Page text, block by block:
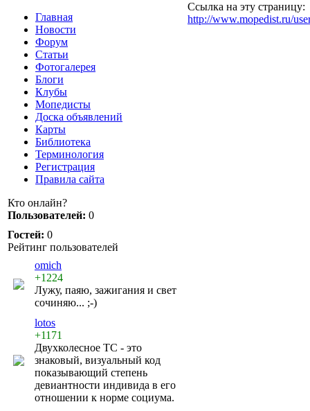
Главная
Новости
Форум
Статьи
Фотогалерея
Блоги
Клубы
Мопедисты
Доска объявлений
Карты
Библиотека
Терминология
Регистрация
Правила сайта
Кто онлайн?
Пользователей: 0
Гостей: 0
Рейтинг пользователей
omich
+1224
Лужу, паяю, зажигания и свет
сочиняю... ;-)
lotos
+1171
Двухколесное ТС - это
знаковый, визуальный код
показывающий степень
девиантности индивида в его
отношении к норме социума.
Ссылка на эту страницу:
http://www.mopedist.ru/